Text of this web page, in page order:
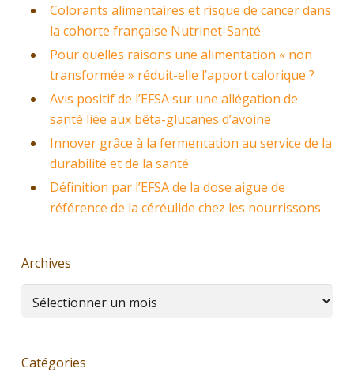
Colorants alimentaires et risque de cancer dans
la cohorte française Nutrinet-Santé
Pour quelles raisons une alimentation « non
transformée » réduit-elle l’apport calorique ?
Avis positif de l’EFSA sur une allégation de
santé liée aux bêta-glucanes d’avoine
Innover grâce à la fermentation au service de la
durabilité et de la santé
Définition par l’EFSA de la dose aigue de
référence de la céréulide chez les nourrissons
Archives
Archives
Catégories